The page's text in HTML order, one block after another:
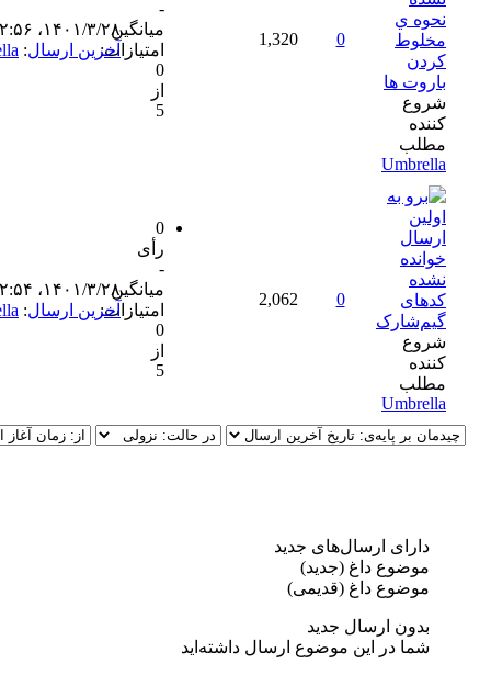
ها
0
1,320
امتیازات:
۱۴۰۱/۳/۲۸، ۱۲:۵۶ عصر
آخرین ارسال:
Umbrella
0
2,062
امتیازات:
۱۴۰۱/۳/۲۸، ۱۲:۵۴ عصر
آخرین ارسال:
Umbrella
دارای ارسال‌های جدید‌
موضوع داغ (جدید‌)
موضوع داغ (قدیمی)
بدون ارسال جدید‌
شما در این موضوع ارسال داشته‌اید